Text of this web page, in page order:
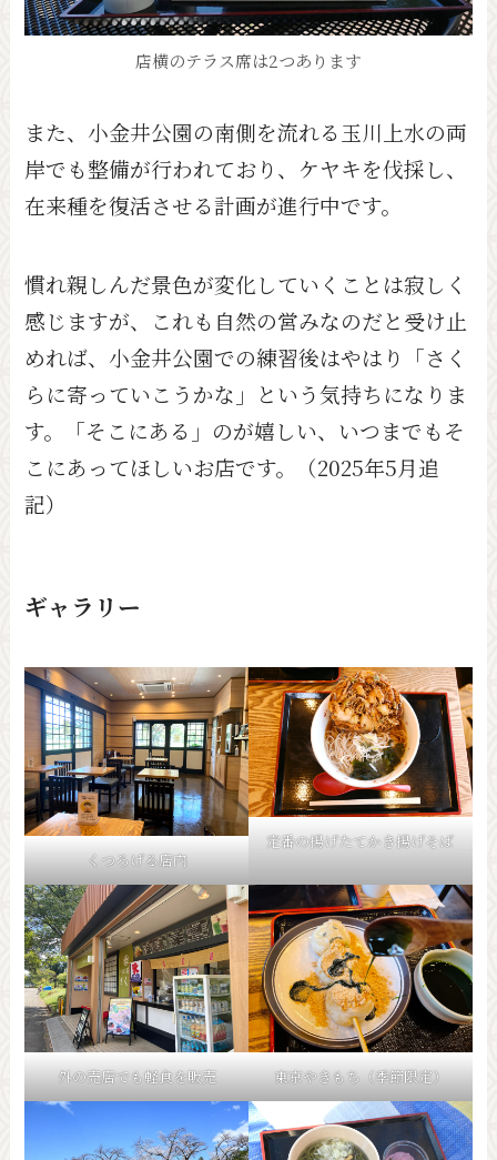
店横のテラス席は2つあります
また、小金井公園の南側を流れる玉川上水の両
岸でも整備が行われており、ケヤキを伐採し、
在来種を復活させる計画が進行中です。
慣れ親しんだ景色が変化していくことは寂しく
感じますが、これも自然の営みなのだと受け止
めれば、小金井公園での練習後はやはり「さく
らに寄っていこうかな」という気持ちになりま
す。「そこにある」のが嬉しい、いつまでもそ
こにあってほしいお店です。（2025年5月追
記）
ギャラリー
くつろげる店内
定番の揚げたてかき揚げそば
外の売店でも軽食を販売 東京やきもち（季節限定）